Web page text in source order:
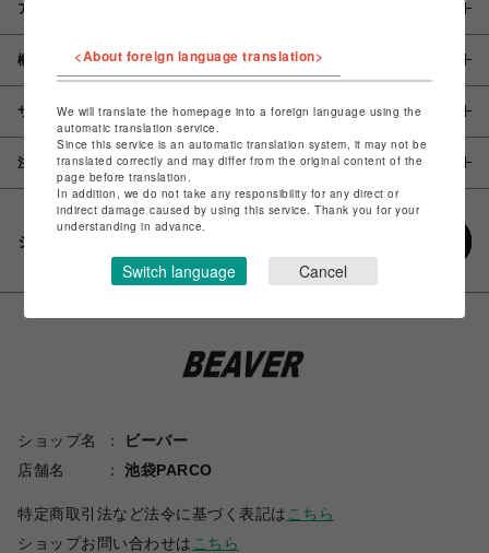
アイテム説明 / 素材
概要
サイズ
注意事項
シェアする
ショップ名
ビーバー
店舗名
池袋PARCO
特定商取引法など法令に基づく表記は こちら
ショップお問い合わせは こちら
<About foreign language translation>
We will translate the homepage into a foreign language using the
automatic translation service.
Since this service is an automatic translation system, it may not be
translated correctly and may differ from the original content of the
page before translation.
In addition, we do not take any responsibility for any direct or
indirect damage caused by using this service. Thank you for your
understanding in advance.
Switch language Cancel